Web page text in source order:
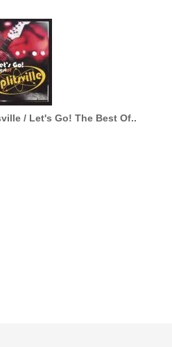
/ Let's Go! The Best Of..